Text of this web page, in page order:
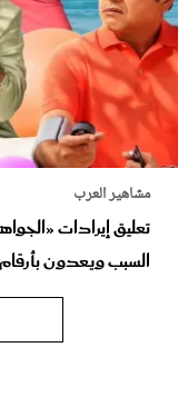
مشاهير العرب
تعليق إيرادات
السبب ويعدون